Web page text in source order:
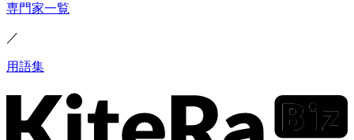
専門家一覧
／
用語集